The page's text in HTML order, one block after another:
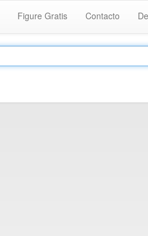
Figure Gratis Contacto